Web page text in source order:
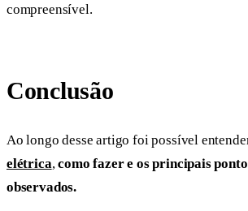
compreensível.
Conclusão
Ao longo desse artigo foi possível
elétrica,como fazer e os principais
observados.